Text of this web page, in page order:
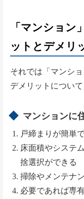
「マンション
ットとデメリ
それでは「マンシ
デメリットについ
マンションに
戸締まりが簡単
床面積やシステ
捨選択ができる
掃除やメンテナ
必要であれば専